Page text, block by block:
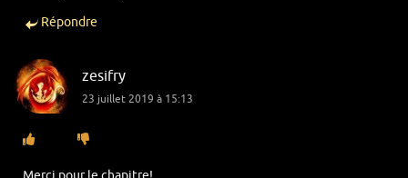
Répondre
zesifry
23 juillet 2019 à 15:13